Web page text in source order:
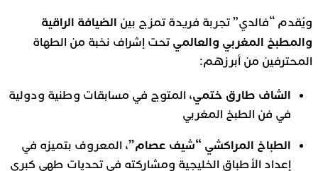
ويُقدم “فالدي” تجربة فريدة تمزج بين الضيافة الراقية
والمطبخ المغربي والعالمي تحت إشراف نخبة من الطهاة
المحترفين من أبرزهم:
الشاف طارق ختمي، المتوج في مسابقات وطنية ودولية
في فن الطبخ المغربي
الطباخ المراكشي “شيف عصام”، المعروف بتميزه في
إعداد الأطباق الخليجية ومشاركته في تحديات طهي كبرى